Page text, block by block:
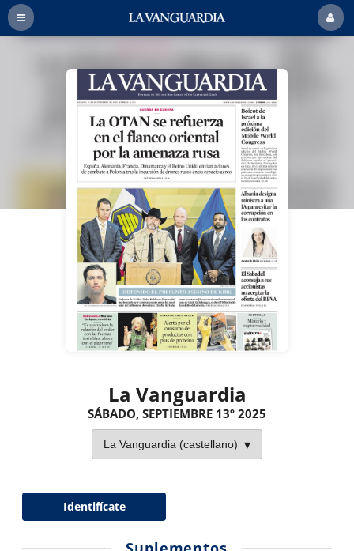
La Vanguardia
SÁBADO, SEPTIEMBRE 13º 2025
Identifícate